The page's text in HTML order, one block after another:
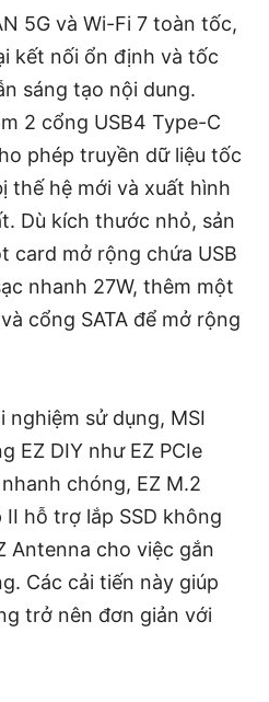
5G và Wi-Fi 7 toàn tốc,
kết nối ổn định và tốc
sáng tạo nội dung.
2 cổng USB4 Type-C
phép truyền dữ liệu tốc
thế hệ mới và xuất hình
Dù kích thước nhỏ, sản
card mở rộng chứa USB
nhanh 27W, thêm một
cổng SATA để mở rộng
sử dụng, MSI
EZ DIY như EZ PCIe
chóng, EZ M.2
II hỗ trợ lắp SSD không
Antenna cho việc gắn
Các cải tiến này giúp
trở nên đơn giản với